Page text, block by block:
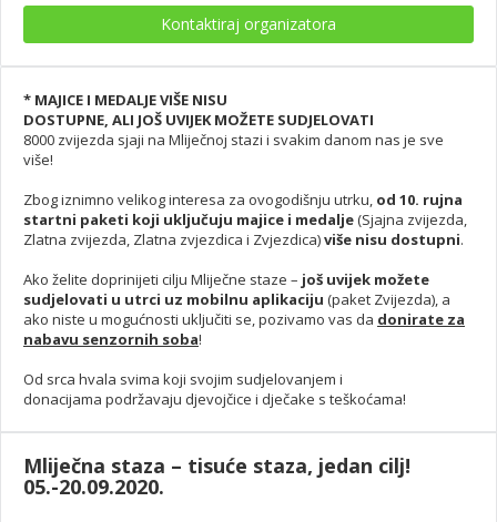
Kontaktiraj organizatora
* MAJICE I MEDALJE VIŠE NISU
DOSTUPNE, ALI JOŠ UVIJEK MOŽETE SUDJELOVATI
8000 zvijezda sjaji na Mliječnoj stazi i svakim danom nas je sve
više!
Zbog iznimno velikog interesa za ovogodišnju utrku, od 10. rujna
startni paketi koji uključuju majice i medalje(Sjajna zvijezda,
Zlatna zvijezda, Zlatna zvjezdica i Zvjezdica)više nisu dostupni.
Ako želite doprinijeti cilju Mliječne staze – još uvijek možete
sudjelovati u utrci uz mobilnu aplikaciju (paket Zvijezda), a
ako niste u mogućnosti uključiti se, pozivamo vas da donirate za
nabavu senzornih soba!
Od srca hvala svima koji svojim sudjelovanjem i
donacijama podržavaju djevojčice i dječake s teškoćama!
Mliječna staza – tisuće staza, jedan cilj!
05.-20.09.2020.